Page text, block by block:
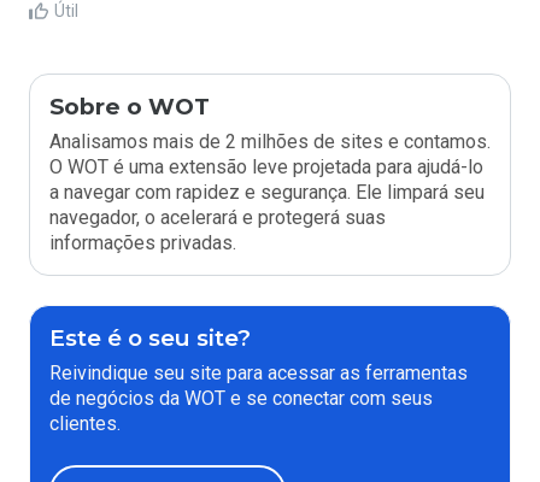
Útil
Sobre o WOT
Analisamos mais de 2 milhões de sites e contamos.
O WOT é uma extensão leve projetada para ajudá-lo
a navegar com rapidez e segurança. Ele limpará seu
navegador, o acelerará e protegerá suas
informações privadas.
Este é o seu site?
Reivindique seu site para acessar as ferramentas
de negócios da WOT e se conectar com seus
clientes.